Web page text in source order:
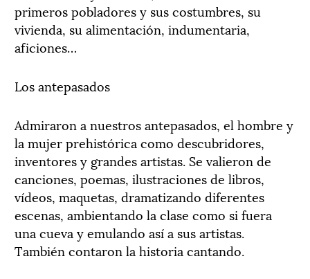
primeros pobladores y sus costumbres, su
vivienda, su alimentación, indumentaria,
aficiones…
Los antepasados
Admiraron a nuestros antepasados, el hombre y
la mujer prehistórica como descubridores,
inventores y grandes artistas. Se valieron de
canciones, poemas, ilustraciones de libros,
vídeos, maquetas, dramatizando diferentes
escenas, ambientando la clase como si fuera
una cueva y emulando así a sus artistas.
También contaron la historia cantando.